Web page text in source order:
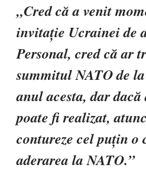
„Cred că a venit
invitație Ucrainei de
Personal, cred că ar
summitul NATO de
anul acesta, dar
poate fi realizat,
contureze cel puțin o
aderarea la NATO.”